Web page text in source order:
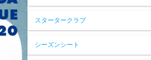
スタータークラブ
シーズンシート